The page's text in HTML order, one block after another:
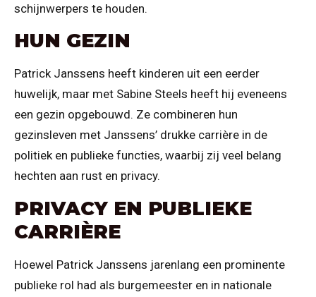
schijnwerpers te houden.
HUN GEZIN
Patrick Janssens heeft kinderen uit een eerder
huwelijk, maar met Sabine Steels heeft hij eveneens
een gezin opgebouwd. Ze combineren hun
gezinsleven met Janssens’ drukke carrière in de
politiek en publieke functies, waarbij zij veel belang
hechten aan rust en privacy.
PRIVACY EN PUBLIEKE
CARRIÈRE
Hoewel Patrick Janssens jarenlang een prominente
publieke rol had als burgemeester en in nationale